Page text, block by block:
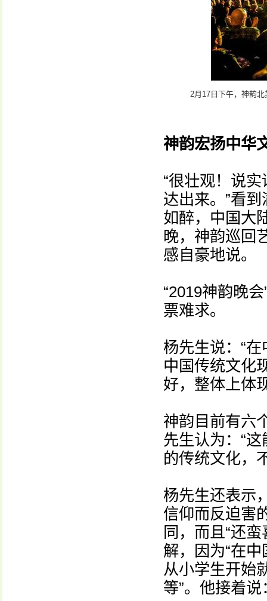
2月17日下午，神韵
神韵宏扬中华
“很壮观！说
达出来。”看
如醉，中国大
晚，神韵巡回
感自豪地说。
“2019神韵晚
票难求。
杨先生说：“
中国传统文化
好，整体上体
神韵目前有六
先生认为：“
的传统文化，
杨先生还表示
信仰而反迫害
同，而且“还
解，因为“在
从小学生开始
等”。他接着